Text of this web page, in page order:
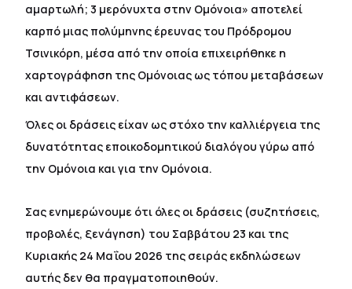
αμαρτωλή; 3 μερόνυχτα στην Ομόνοια» αποτελεί
καρπό μιας πολύμηνης έρευνας του Πρόδρομου
Τσινικόρη, μέσα από την οποία επιχειρήθηκε η
χαρτογράφηση της Ομόνοιας ως τόπου μεταβάσεων
και αντιφάσεων.
Όλες οι δράσεις είχαν ως στόχο την καλλιέργεια της
δυνατότητας εποικοδομητικού διαλόγου γύρω από
την Ομόνοια και για την Ομόνοια.
Σας ενημερώνουμε ότι όλες οι δράσεις (συζητήσεις,
προβολές, ξενάγηση) του Σαββάτου 23 και της
Κυριακής 24 Μαΐου 2026 της σειράς εκδηλώσεων
αυτής δεν θα πραγματοποιηθούν.